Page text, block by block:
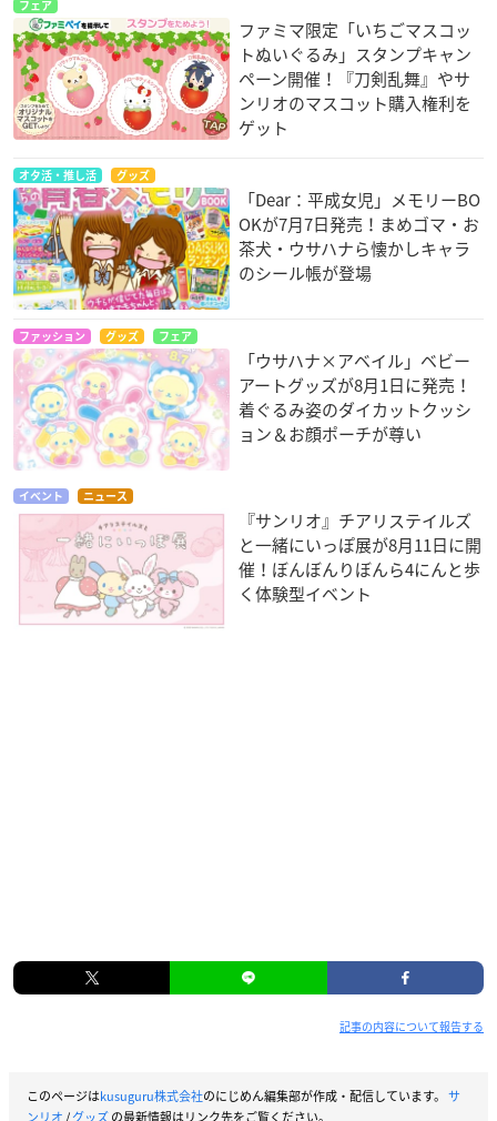
フェア
ファミマ限定「いちごマスコッ
トぬいぐるみ」スタンプキャン
ペーン開催！『刀剣乱舞』やサ
ンリオのマスコット購入権利を
ゲット
オタ活・推し活 グッズ
「Dear：平成女児」メモリーBO
OKが7月7日発売！まめゴマ・お
茶犬・ウサハナら懐かしキャラ
のシール帳が登場
ファッション グッズ フェア
「ウサハナ×アベイル」ベビー
アートグッズが8月1日に発売！
着ぐるみ姿のダイカットクッシ
ョン＆お顔ポーチが尊い
イベント ニュース
『サンリオ』チアリステイルズ
と一緒にいっぽ展が8月11日に開
催！ぼんぼんりぼんら4にんと歩
く体験型イベント
記事の内容について報告する
このページはkusuguru株式会社のにじめん編集部が作成・配信しています。 サ
ンリオ/グッズの最新情報はリンク先をご覧ください。